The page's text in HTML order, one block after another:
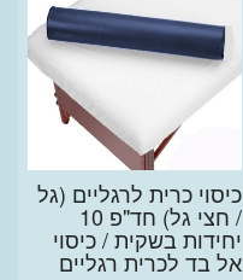
כיסוי כרית לרגליים (גל
/ חצי גל) חד"פ 10
יחידות בשקית / כיסוי
אל בד לכרית רגליים